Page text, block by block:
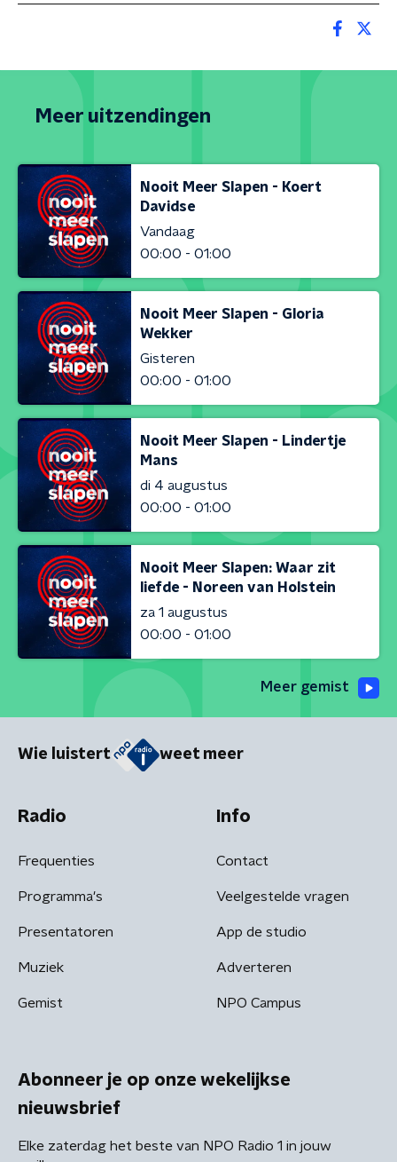
Meer uitzendingen
Nooit Meer Slapen - Koert
Davidse
Vandaag
00:00 - 01:00
Nooit Meer Slapen - Gloria
Wekker
Gisteren
00:00 - 01:00
Nooit Meer Slapen - Lindertje
Mans
di 4 augustus
00:00 - 01:00
Nooit Meer Slapen: Waar zit
liefde - Noreen van Holstein
za 1 augustus
00:00 - 01:00
Meer gemist
Wie luistert weet meer
Radio
Frequenties
Programma's
Presentatoren
Muziek
Gemist
Info
Contact
Veelgestelde vragen
App de studio
Adverteren
NPO Campus
Abonneer je op onze wekelijkse
nieuwsbrief
Elke zaterdag het beste van NPO Radio 1 in jouw